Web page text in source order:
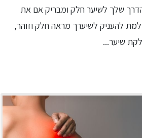
שלך לשיער חלק ומבריק אם את
להעניק לשיערך מראה חלק וזוהר,
שיער...